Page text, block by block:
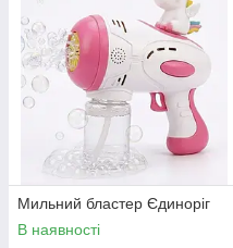
Мильний бластер Єдиноріг
В наявності